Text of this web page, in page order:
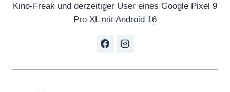
Kino-Freak und derzeitiger User eines Google Pixel 9
Pro XL mit Android 16